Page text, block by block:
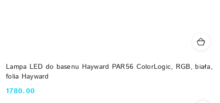
Lampa LED do basenu Hayward PAR56 ColorLogic, RGB, biała,
folia Hayward
Cena:
1780.00